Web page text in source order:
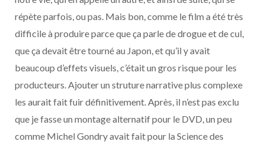
répète parfois, ou pas. Mais bon, comme le film a été très
difficile à produire parce que ça parle de drogue et de cul,
que ça devait être tourné au Japon, et qu’il y avait
beaucoup d’effets visuels, c’était un gros risque pour les
producteurs. Ajouter un struture narrative plus complexe
les aurait fait fuir définitivement. Après, il n’est pas exclu
que je fasse un montage alternatif pour le DVD, un peu
comme Michel Gondry avait fait pour la Science des